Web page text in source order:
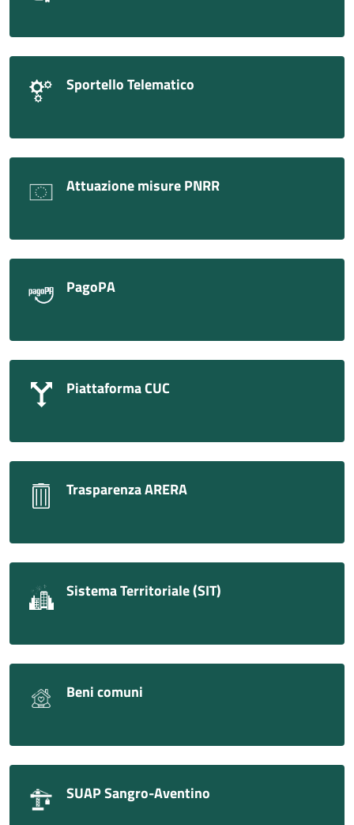
Sportello Telematico
Attuazione misure PNRR
PagoPA
Piattaforma CUC
Trasparenza ARERA
Sistema Territoriale (SIT)
Beni comuni
SUAP Sangro-Aventino